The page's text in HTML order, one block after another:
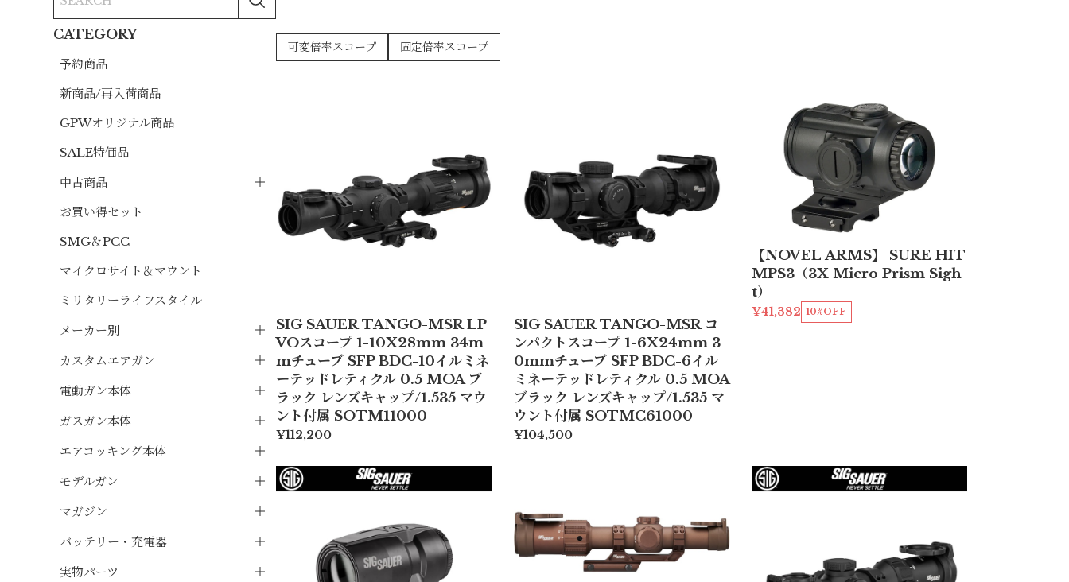
CATEGORY
予約商品
新商品/再入荷商品
GPWオリジナル商品
SALE特価品
中古商品
お買い得セット
SMG＆PCC
マイクロサイト＆マウント
ミリタリーライフスタイル
メーカー別
カスタムエアガン
電動ガン本体
ガスガン本体
エアコッキング本体
モデルガン
マガジン
バッテリー・充電器
実物パーツ
可変倍率スコープ 固定倍率スコープ
SIG SAUER TANGO-MSR LP
VOスコープ 1-10X28mm 34m
mチューブ SFP BDC-10イルミネ
ーテッドレティクル 0.5 MOA ブ
ラック レンズキャップ/1.535 マウ
ント付属 SOTM11000
¥112,200
SIG SAUER TANGO-MSR コ
ンパクトスコープ 1-6X24mm 3
0mmチューブ SFP BDC-6イル
ミネーテッドレティクル 0.5 MOA
ブラック レンズキャップ/1.535 マ
ウント付属 SOTMC61000
¥104,500
【NOVEL ARMS】 SURE HIT
MPS3（3X Micro Prism Sigh
t）
¥41,382 10%OFF